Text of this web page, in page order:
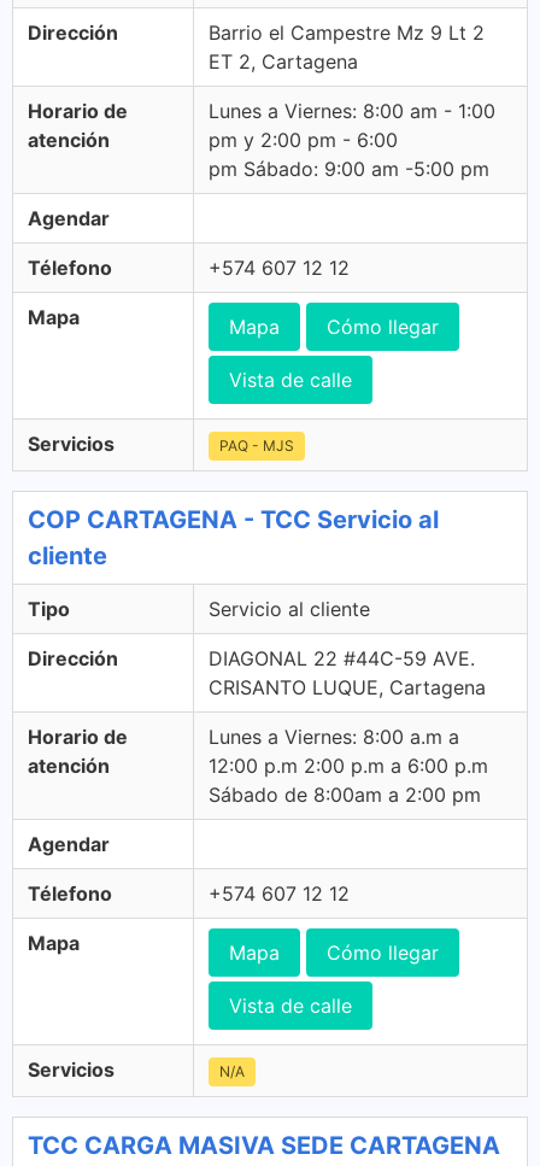
Dirección
Barrio el Campestre Mz 9 Lt 2
ET 2, Cartagena
Horario de
atención
Lunes a Viernes: 8:00 am - 1:00
pm y 2:00 pm - 6:00
pm Sábado: 9:00 am -5:00 pm
Agendar
Télefono +574 607 12 12
Mapa Mapa Cómo llegar
Vista de calle
Servicios PAQ - MJS
COP CARTAGENA - TCC Servicio al
cliente
Tipo Servicio al cliente
Dirección
DIAGONAL 22 #44C-59 AVE.
CRISANTO LUQUE, Cartagena
Horario de
atención
Lunes a Viernes: 8:00 a.m a
12:00 p.m 2:00 p.m a 6:00 p.m
Sábado de 8:00am a 2:00 pm
Agendar
Télefono +574 607 12 12
Mapa Mapa Cómo llegar
Vista de calle
Servicios N/A
TCC CARGA MASIVA SEDE CARTAGENA